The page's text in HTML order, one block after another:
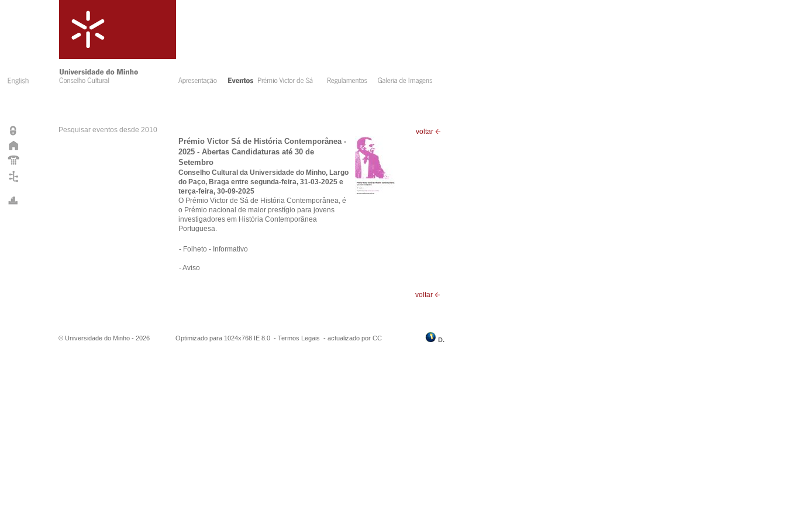
Pesquisar eventos desde 2010 voltar
Prémio Victor Sá de História Contemporânea -
2025 - Abertas Candidaturas até 30 de
Setembro
Conselho Cultural da Universidade do Minho, Largo
do Paço, Braga entre segunda-feira, 31-03-2025 e
terça-feira, 30-09-2025
O Prémio Victor de Sá de História Contemporânea, é
o Prémio nacional de maior prestígio para jovens
investigadores em História Contemporânea
Portuguesa.
- Folheto - Informativo
-Aviso
voltar
© Universidade do Minho - 2026 Optimizado para 1024x768 IE 8.0 - Termos Legais - actualizado por CC D.